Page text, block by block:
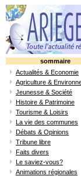
sommaire
Actualités & Economie
Agriculture &
Jeunesse & Société
Histoire & Patrimoine
Tourisme & Loisirs
La vie des communes
Débats & Opinions
Tribune libre
Faits divers
Le saviez-vous?
Animations régionales